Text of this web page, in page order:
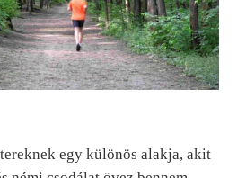
egy különös alakja, akit